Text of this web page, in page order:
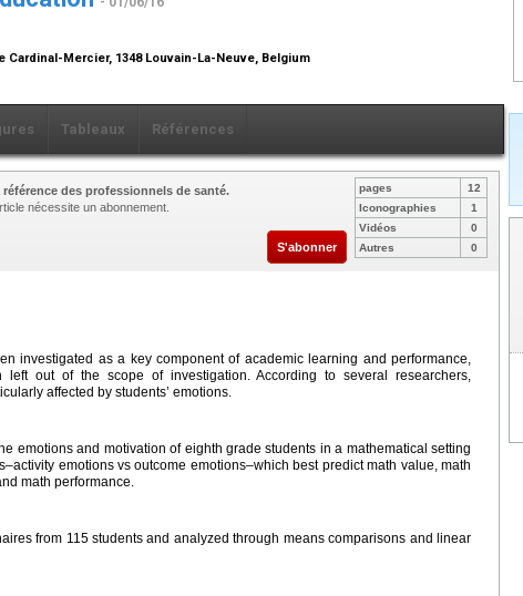
Mercier, 1348 Louvain-La-Neuve, Belgium
Tableaux Références
des professionnels de santé.
nécessite un abonnement.
S'abonner
pages
12
Iconographies
1
Vidéos
0
Autres
0
investigated as a key component of academic learning and performance,
left out of the scope of investigation. According to several researchers,
affected by students’ emotions.
emotions and motivation of eighth grade students in a mathematical setting
emotions vs outcome emotions–which best predict math value, math
math performance.
from 115 students and analyzed through means comparisons and linear